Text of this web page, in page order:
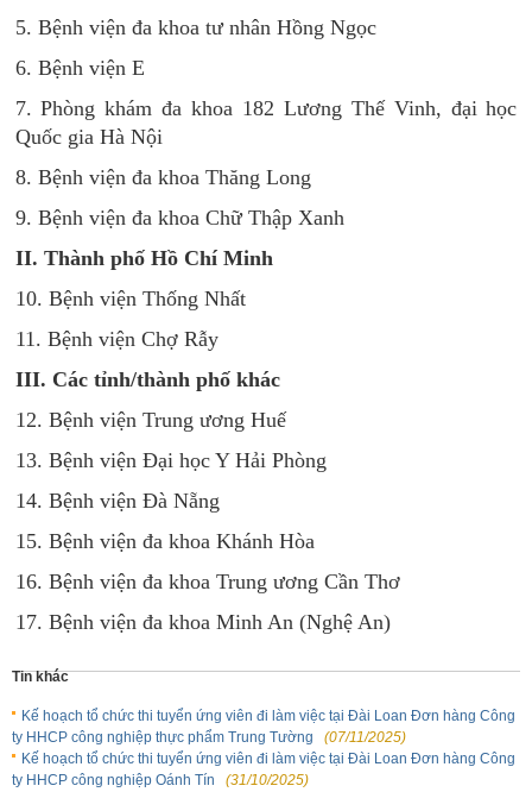
5. Bệnh viện đa khoa tư nhân Hồng Ngọc
6. Bệnh viện E
7. Phòng khám đa khoa 182 Lương Thế Vinh, đại học
Quốc gia Hà Nội
8. Bệnh viện đa khoa Thăng Long
9. Bệnh viện đa khoa Chữ Thập Xanh
II. Thành phố Hồ Chí Minh
10. Bệnh viện Thống Nhất
11. Bệnh viện Chợ Rẫy
III. Các tỉnh/thành phố khác
12. Bệnh viện Trung ương Huế
13. Bệnh viện Đại học Y Hải Phòng
14. Bệnh viện Đà Nẵng
15. Bệnh viện đa khoa Khánh Hòa
16. Bệnh viện đa khoa Trung ương Cần Thơ
17. Bệnh viện đa khoa Minh An (Nghệ An)
Tin khác
Kế hoạch tổ chức thi tuyển ứng viên đi làm việc tại Đài Loan Đơn hàng Công
ty HHCP công nghiệp thực phẩm Trung Tường
(07/11/2025)
Kế hoạch tổ chức thi tuyển ứng viên đi làm việc tại Đài Loan Đơn hàng Công
ty HHCP công nghiệp Oánh Tín
(31/10/2025)